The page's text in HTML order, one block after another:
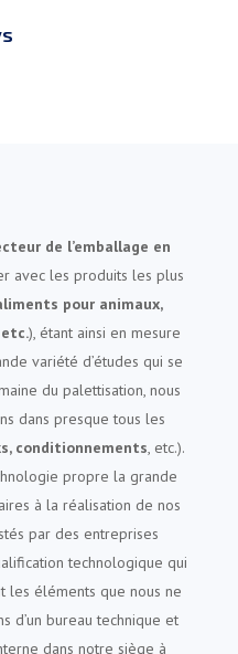
de l’emballage en
avec les produits les plus
pour animaux,
), étant ainsi en mesure
variété d’études qui se
du palettisation, nous
dans presque tous les
conditionnements , etc.).
propre la grande
à la réalisation de nos
par des entreprises
technologique qui
les éléments que nous ne
d’un bureau technique et
dans notre siège à